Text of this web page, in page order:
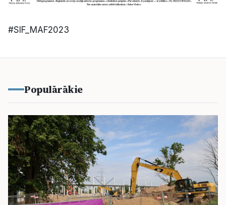
#SIF_MAF2023
Populārākie